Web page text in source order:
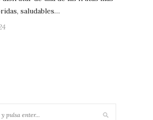
saludables…